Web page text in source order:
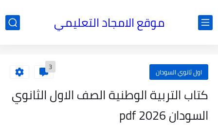
موقع الامجاد التعليمي
اول ثانوي السودان 3
كتاب التربية الوطنية الصف الاول الثانوي
السودان 2026 pdf